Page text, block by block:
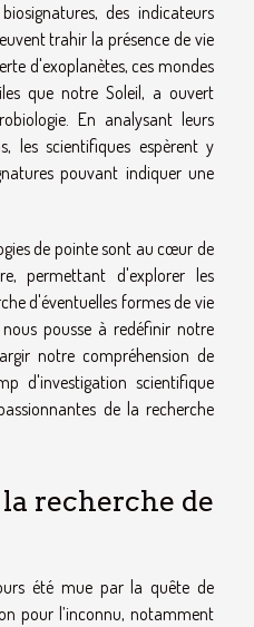
des indicateurs
trahir la présence de vie
d'exoplanètes, ces mondes
que notre Soleil, a ouvert
En analysant leurs
les scientifiques espèrent y
pouvant indiquer une
de pointe sont au cœur de
permettant d'explorer les
d'éventuelles formes de vie
pousse à redéfinir notre
notre compréhension de
d'investigation scientifique
de la recherche
recherche de
été mue par la quête de
pour l’inconnu, notamment